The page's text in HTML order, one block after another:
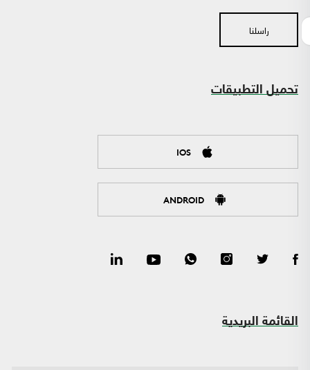
راسلنا
تحميل التطبيقات
IOS
ANDROID
القائمة البريدية